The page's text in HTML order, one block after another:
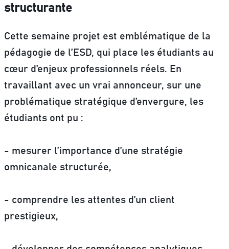
structurante
Cette semaine projet est emblématique de la
pédagogie de l’ESD, qui place les étudiants au
cœur d’enjeux professionnels réels. En
travaillant avec un vrai annonceur, sur une
problématique stratégique d’envergure, les
étudiants ont pu :
- mesurer l’importance d’une stratégie
omnicanale structurée,
- comprendre les attentes d’un client
prestigieux,